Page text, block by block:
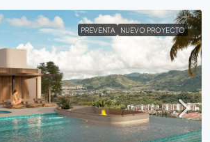
PREVENTA NUEVO PROYECTO